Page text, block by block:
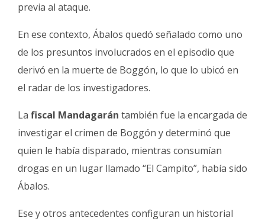
previa al ataque.
En ese contexto, Ábalos quedó señalado como uno
de los presuntos involucrados en el episodio que
derivó en la muerte de Boggón, lo que lo ubicó en
el radar de los investigadores.
La fiscal Mandagarán también fue la encargada de
investigar el crimen de Boggón y determinó que
quien le había disparado, mientras consumían
drogas en un lugar llamado “El Campito”, había sido
Ábalos.
Ese y otros antecedentes configuran un historial